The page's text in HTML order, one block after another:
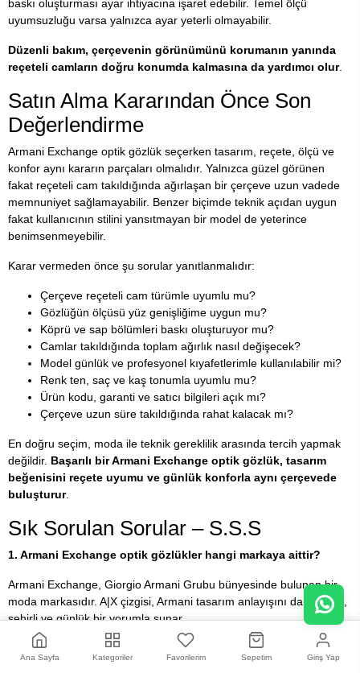
baskı oluşturması ayar ihtiyacına işaret edebilir. Temel ölçü
uyumsuzluğu varsa yalnızca ayar yeterli olmayabilir.
Düzenli bakım, çerçevenin görünümünü korumanın yanında
reçeteli camların doğru konumda kalmasına da yardımcı olur.
Satın Alma Kararından Önce Son
Değerlendirme
Armani Exchange optik gözlük seçerken tasarım, reçete, ölçü ve
konfor aynı kararın parçaları olmalıdır. Yalnızca güzel görünen
fakat reçeteli cam takıldığında ağırlaşan bir çerçeve uzun vadede
memnuniyet sağlamayabilir. Benzer biçimde teknik açıdan uygun
fakat kullanıcının stilini yansıtmayan bir model de yeterince
benimsenmeyebilir.
Karar vermeden önce şu sorular yanıtlanmalıdır:
Çerçeve reçeteli cam türümle uyumlu mu?
Gözlüğün ölçüsü yüz genişliğime uygun mu?
Köprü ve sap bölümleri baskı oluşturuyor mu?
Camlar takıldığında toplam ağırlık nasıl değişecek?
Model günlük ve profesyonel kıyafetlerimle kullanılabilir mi?
Renk ten, saç ve kaş tonumla uyumlu mu?
Ürün kodu, garanti ve satıcı bilgileri açık mı?
Çerçeve uzun süre takıldığında rahat kalacak mı?
En doğru seçim, moda ile teknik gereklilik arasında tercih yapmak
değildir. Başarılı bir Armani Exchange optik gözlük, tasarım
beğenisini reçete uyumu ve günlük konforla aynı çerçevede
buluşturur.
Sık Sorulan Sorular – S.S.S
1. Armani Exchange optik gözlükler hangi markaya aittir?
Armani Exchange, Giorgio Armani Grubu bünyesinde bulunan bir
moda markasıdır. A|X çizgisi, Armani tasarım anlayışını daha genç,
şehirli ve günlük bir yorumla sunar.
2. Armani Exchange ne zaman kurulmuştur?
Ana Sayfa Kategoriler Favorilerim Sepetim Giriş Yap